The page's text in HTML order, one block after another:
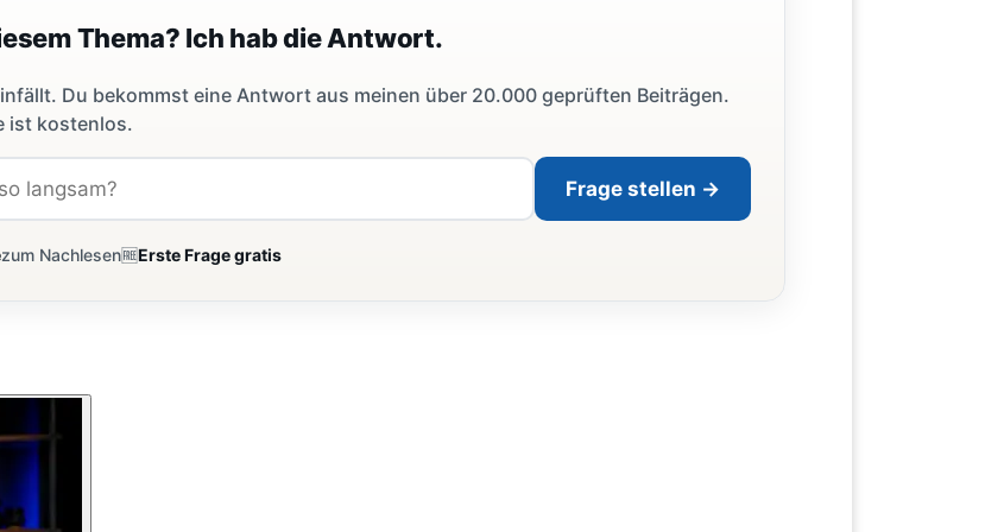
Thema? Ich hab die Antwort.
Du bekommst eine Antwort aus meinen über 20.000 geprüften Beiträgen.
ist kostenlos.
Frage stellen →
zum Nachlesen🆓Erste Frage gratis